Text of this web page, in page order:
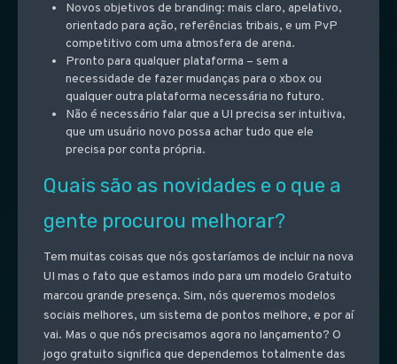
Novos objetivos de branding: mais claro, apelativo,
orientado para ação, referências tribais, e um PvP
competitivo com uma atmosfera de arena.
Pronto para qualquer plataforma – sem a
necessidade de fazer mudanças para o xbox ou
qualquer outra plataforma necessária no futuro.
Não é necessário falar que a UI precisa ser intuitiva,
que um usuário novo possa achar tudo que ele
precisa por conta própria.
Quais são as novidades e o que a
gente procurou melhorar?
Tem muitas coisas que nós gostaríamos de incluir na nova
UI mas o fato que estamos indo para um modelo Gratuito
marcou grande presença. Sim, nós queremos modelos
sociais melhores, um sistema de pontos melhore, e por aí
vai. Mas o que nós precisamos agora no lançamento? O
jogo gratuito significa que dependemos totalmente das